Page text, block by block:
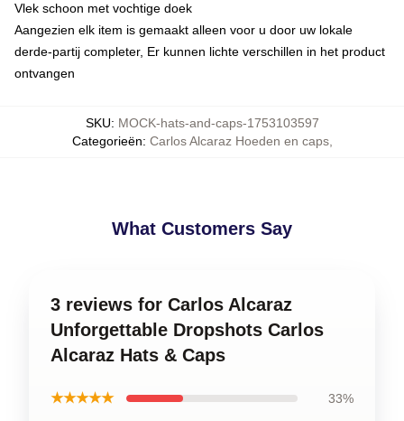
Vlek schoon met vochtige doek
Aangezien elk item is gemaakt alleen voor u door uw lokale
derde-partij completer, Er kunnen lichte verschillen in het product
ontvangen
SKU: MOCK-hats-and-caps-1753103597
Categorieën: Carlos Alcaraz Hoeden en caps,
What Customers Say
3 reviews for Carlos Alcaraz
Unforgettable Dropshots Carlos
Alcaraz Hats & Caps
★★★★★ 33%